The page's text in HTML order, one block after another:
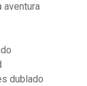
aventura
dublado